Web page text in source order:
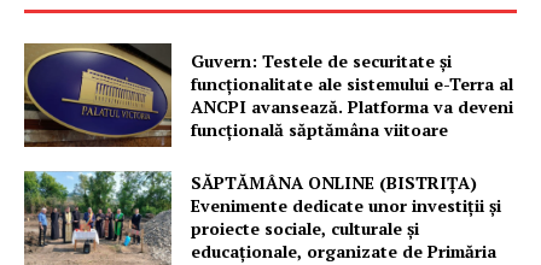
Guvern: Testele de securitate și
funcționalitate ale sistemului e-Terra al
ANCPI avansează. Platforma va deveni
funcțională săptămâna viitoare
SĂPTĂMÂNA ONLINE (BISTRIȚA)
Evenimente dedicate unor investiții și
proiecte sociale, culturale și
educaționale, organizate de Primăria